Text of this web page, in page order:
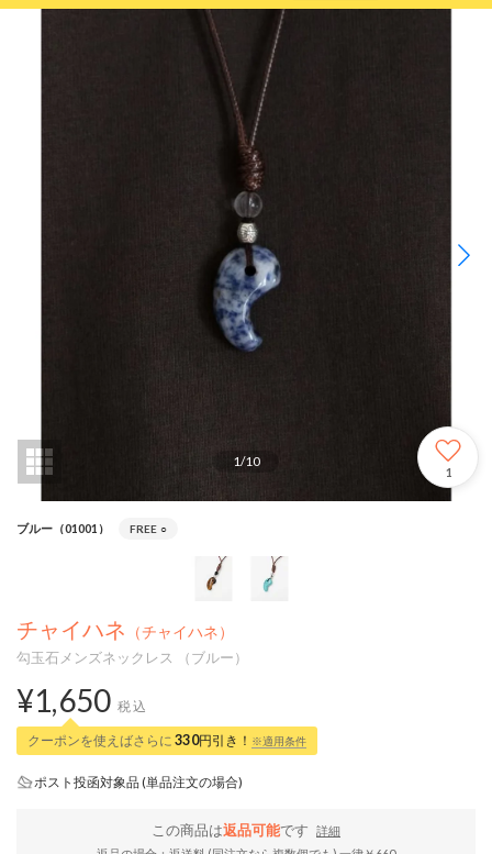
1/10
1
ブルー（01001） FREE ○
チャイハネ （チャイハネ）
勾玉石メンズネックレス （ブルー）
¥1,650 税込
クーポンを使えばさらに 330円引き！ ※適用条件
ポスト投函対象品 (単品注文の場合)
この商品は返品可能です
詳細